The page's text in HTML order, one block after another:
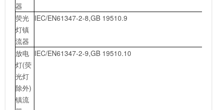
器
荧光
灯镇
流器
IEC/EN61347-2-8,GB 19510.9
放电
灯(荧
光灯
除外)
镇流
IEC/EN61347-2-9,GB 19510.10